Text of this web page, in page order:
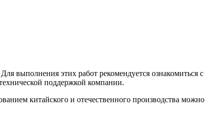
выполнения этих работ рекомендуется ознакомиться с
поддержкой компании.
китайского и отечественного производства можно